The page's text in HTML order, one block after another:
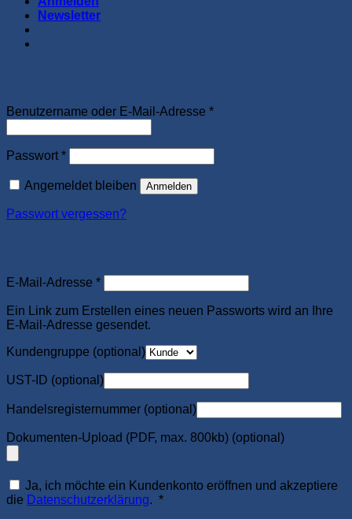
Newsletter
Benutzername oder E-Mail-Adresse *Erforderlich
Passwort *Erforderlich
Angemeldet bleiben Anmelden
Passwort vergessen?
E-Mail-Adresse *Erforderlich
Ein Link zum Erstellen eines neuen Passworts wird an Ihre
E-Mail-Adresse gesendet.
Kundengruppe (optional)
UST-ID (optional)
Handelsregisternummer (optional)
Dokumenten-Upload (PDF, max. 800kb) (optional)
Ja, ich möchte ein Kundenkonto eröffnen und akzeptiere
die Datenschutzerklärung. *Erforderlich